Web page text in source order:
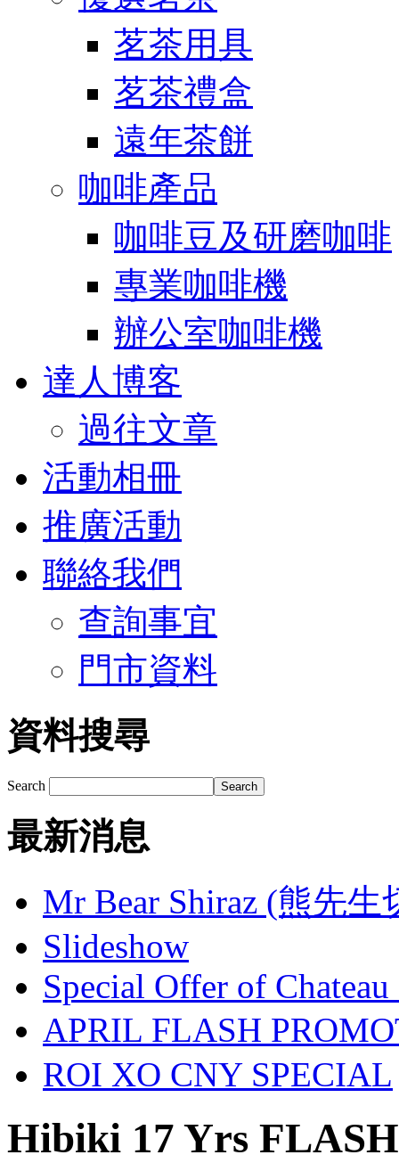
茗茶用具
茗茶禮盒
遠年茶餅
咖啡產品
咖啡豆及研磨咖啡
專業咖啡機
辦公室咖啡機
達人博客
過往文章
活動相冊
推廣活動
聯絡我們
查詢事宜
門市資料
資料搜尋
Search
最新消息
Mr Bear Shiraz (熊先生
Slideshow
Special Offer of
APRIL FLASH
ROI XO CNY SPECIAL
Hibiki 17 Yrs